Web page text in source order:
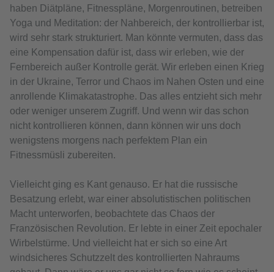
haben Diätpläne, Fitnesspläne, Morgenroutinen, betreiben
Yoga und Meditation: der Nahbereich, der kontrollierbar ist,
wird sehr stark strukturiert. Man könnte vermuten, dass das
eine Kompensation dafür ist, dass wir erleben, wie der
Fernbereich außer Kontrolle gerät. Wir erleben einen Krieg
in der Ukraine, Terror und Chaos im Nahen Osten und eine
anrollende Klimakatastrophe. Das alles entzieht sich mehr
oder weniger unserem Zugriff. Und wenn wir das schon
nicht kontrollieren können, dann können wir uns doch
wenigstens morgens nach perfektem Plan ein
Fitnessmüsli zubereiten.
Vielleicht ging es Kant genauso. Er hat die russische
Besatzung erlebt, war einer absolutistischen politischen
Macht unterworfen, beobachtete das Chaos der
Französischen Revolution. Er lebte in einer Zeit epochaler
Wirbelstürme. Und vielleicht hat er sich so eine Art
windsicheres Schutzzelt des kontrollierten Nahraums